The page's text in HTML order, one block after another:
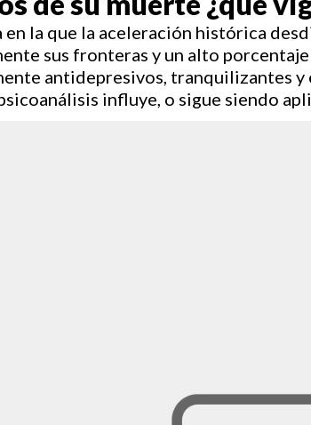
en la que la aceleración histórica
sus fronteras y un alto
antidepresivos, tranquilizantes
influye, o sigue siendo